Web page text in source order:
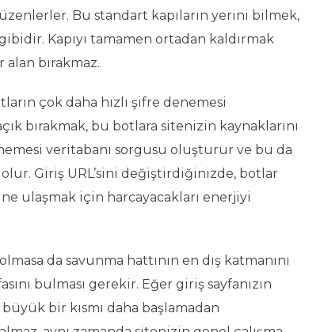
Bu standart kapıların yerini bilmek,
Kapıyı tamamen ortadan kaldırmak
bırakmaz.
çok daha hızlı şifre denemesi
bırakmak, bu botlara sitenizin kaynaklarını
veritabanı sorgusu oluşturur ve bu da
Giriş URL’sini değiştirdiğinizde, botlar
ulaşmak için harcayacakları enerjiyi
da savunma hattının en dış katmanını
bulması gerekir. Eğer giriş sayfanızın
bir kısmı daha başlamadan